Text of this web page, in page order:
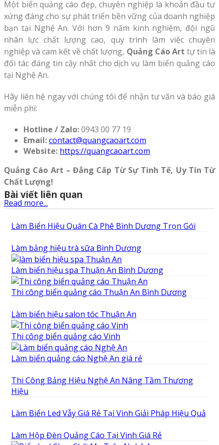
Một biển quảng cáo đẹp, chuyên nghiệp là khoản đầu tư
xứng đáng cho sự phát triển bền vững của doanh nghiệp
bạn tại Nghệ An. Với hơn 9 năm kinh nghiệm, đội ngũ
nhân lực chất lượng cao, quy trình làm việc chuyên
nghiệp và cam kết về chất lượng, Quảng Cáo Art tự tin là
đối tác đáng tin cậy nhất cho dịch vụ làm biển quảng cáo
tại Nghệ An.
Hãy liên hệ ngay với chúng tôi để nhận tư vấn và báo giá
miễn phí:
Hotline / Zalo:0943 00 77 19
Email:contact@quangcaoart.com
Website: https://quangcaoart.com
Quảng Cáo Art – Đẳng Cấp Từ Sự Tinh Tế, Uy Tín Từ
Chất Lượng!
Read more...
Bài viết liên quan
Làm Biển Hiệu Quán Cà Phê Bình Dương Trọn Gói
Làm bảng hiệu trà sữa Bình Dương
Làm biển hiệu spa Thuận An Bình Dương
Thi công biển quảng cáo Thuận An Bình Dương
Làm biển hiệu salon tóc Thuận An
Thi công biển quảng cáo Vinh
Làm biển quảng cáo Nghệ An giá rẻ
Thi Công Bảng Hiệu Nghệ An Nâng Tầm Thương
Hiệu
Làm Biển Led Vẫy Giá Rẻ Tại Vinh Giải Pháp Hiệu Quả
Làm Hộp Đèn Quảng Cáo Tại Vinh Giá Rẻ